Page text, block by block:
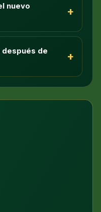
nuevo
+
después de
+